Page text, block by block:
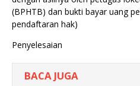
(BPHTB) dan bukti bayar uang
pendaftaran hak)
Penyelesaian
BACA JUGA